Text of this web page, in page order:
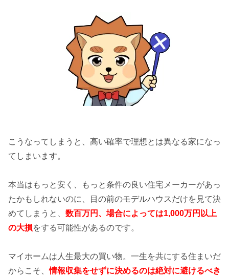
こうなってしまうと、高い確率で理想とは異なる家になっ
てしまいます。
本当はもっと安く、もっと条件の良い住宅メーカーがあっ
たかもしれないのに、目の前のモデルハウスだけを見て決
めてしまうと、 数百万円、場合によっては1,000万円以上
の大損をする可能性があるのです。
マイホームは人生最大の買い物。一生を共にする住まいだ
からこそ、情報収集をせずに決めるのは絶対に避けるべき